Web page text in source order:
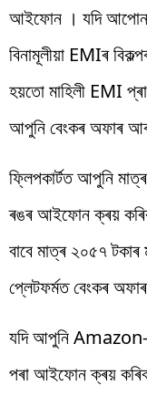
আইফোন । যদি
বিনামূলীয়া EMIৰ
হয়তো মাহিলী EMI
আপুনি বেংকৰ অফাৰ আৰু
ফ্লিপকাৰ্টত আপুনি
ৰঙৰ আইফোন ক্ৰয়
বাবে মাত্ৰ ২০৫৭
প্লেটফৰ্মত বেংকৰ
যদি আপুনি Amazon-
পৰা আইফোন ক্ৰয়